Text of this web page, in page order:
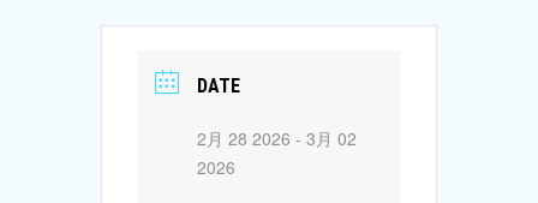
DATE
2月 28 2026 - 3月 02
2026